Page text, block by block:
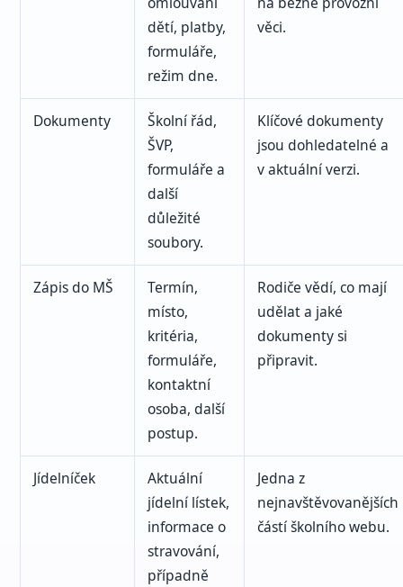
dětí, platby,
formuláře,
režim dne.
věci.
Dokumenty
Školní řád,
ŠVP,
formuláře a
další
důležité
soubory.
Klíčové dokumenty
jsou dohledatelné a
v aktuální verzi.
Zápis do MŠ
Termín,
místo,
kritéria,
formuláře,
kontaktní
osoba, další
postup.
Rodiče vědí, co mají
udělat a jaké
dokumenty si
připravit.
Jídelníček
Aktuální
jídelní lístek,
informace o
stravování,
případně
Jedna z
nejnavštěvovanějších
částí školního webu.